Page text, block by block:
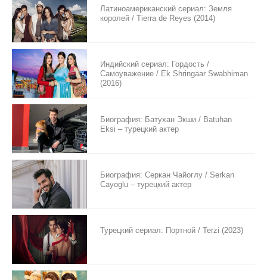
Латиноамериканский сериал: Земля
королей / Tierra de Reyes (2014)
Индийский сериал: Гордость /
Самоуважение / Ek Shringaar Swabhiman
(2016)
Биография: Батухан Экши / Batuhan
Eksi – турецкий актер
Биография: Серкан Чайоглу / Serkan
Cayoglu – турецкий актер
Турецкий сериал: Портной / Terzi (2023)